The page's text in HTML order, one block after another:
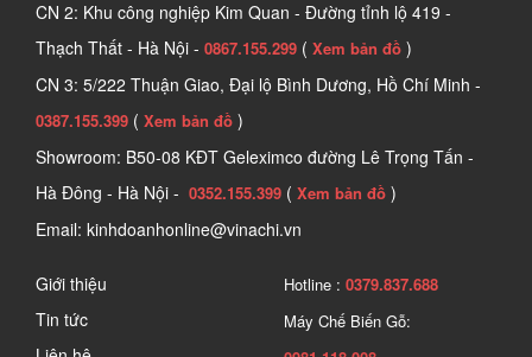
Tìm hiểu về sản phẩm mũi khoan sắt
Một mũi khoan sắt tiêu chuẩn thường bao gồm các bộ phận quan
CN 2: Khu công nghiệp Kim Quan - Đường tỉnh lộ 419 -
Thạch Thất - Hà Nội - 0867.155.299 ( Xem bản đồ )
CN 3: 5/222 Thuận Giao, Đại lộ Bình Dương, Hồ Chí Minh -
0387.155.399 ( Xem bản đồ )
Showroom: B50-08 KĐT Geleximco đường Lê Trọng Tấn -
Hà Đông - Hà Nội - 0352.155.399 ( Xem bản đồ )
Email: kinhdoanhonline@vinachi.vn
Giới thiệu
Tin tức
Hotline : 0379.837.688
Máy Chế Biến Gỗ: